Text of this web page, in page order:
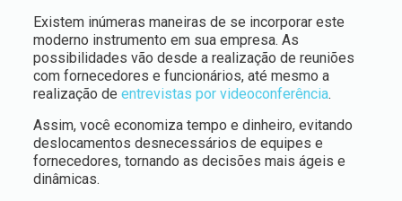
Existem inúmeras maneiras de se incorporar este
moderno instrumento em sua empresa. As
possibilidades vão desde a realização de reuniões
com fornecedores e funcionários, até mesmo a
realização de entrevistas por videoconferência.
Assim, você economiza tempo e dinheiro, evitando
deslocamentos desnecessários de equipes e
fornecedores, tornando as decisões mais ágeis e
dinâmicas.